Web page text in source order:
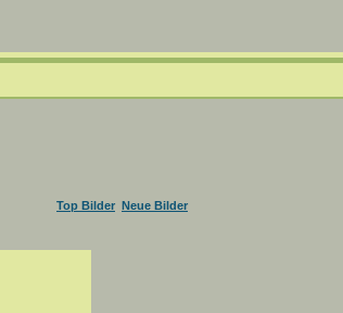
Top Bilder Neue Bilder